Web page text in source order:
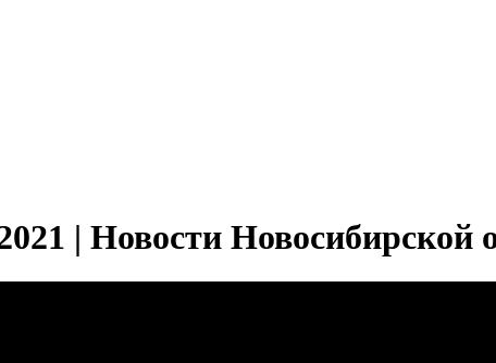
| Новости Новосибирской